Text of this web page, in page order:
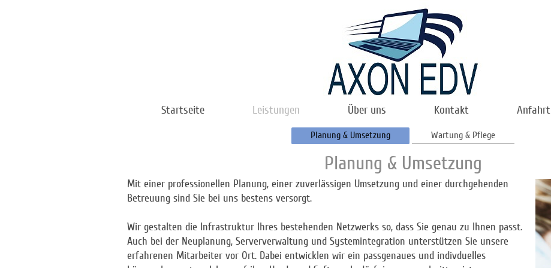
Startseite Leistungen Über uns Kontakt Anfahrt
Planung & Umsetzung Wartung & Pflege
Planung & Umsetzung
Mit einer professionellen Planung, einer zuverlässigen Umsetzung und einer durchgehenden
Betreuung sind Sie bei uns bestens versorgt.
Wir gestalten die Infrastruktur Ihres bestehenden Netzwerks so, dass Sie genau zu Ihnen passt.
Auch bei der Neuplanung, Serververwaltung und Systemintegration unterstützen Sie unsere
erfahrenen Mitarbeiter vor Ort. Dabei entwicklen wir ein passgenaues und indivduelles